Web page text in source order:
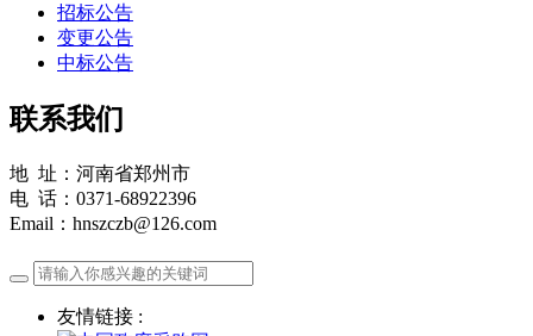
招标公告
变更公告
中标公告
联系我们
地 址：河南省郑州市
电 话：0371-68922396
Email：hnszczb@126.com
友情链接 :